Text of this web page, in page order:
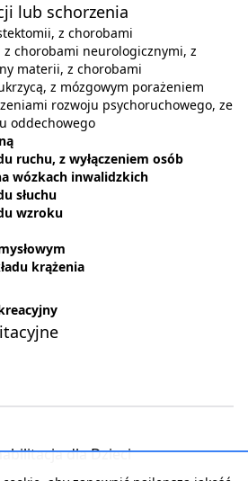
lub schorzenia
z chorobami
chorobami neurologicznymi, z
materii, z chorobami
z mózgowym porażeniem
rozwoju psychoruchowego, ze
oddechowego
ruchu, z wyłączeniem osób
wózkach inwalidzkich
słuchu
wzroku
krążenia